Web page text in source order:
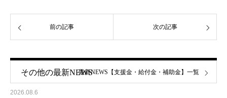
前の記事 次の記事
その他の最新NEWS
2026.08.6
最新NEWS【支援金・給付金・補助金】一覧